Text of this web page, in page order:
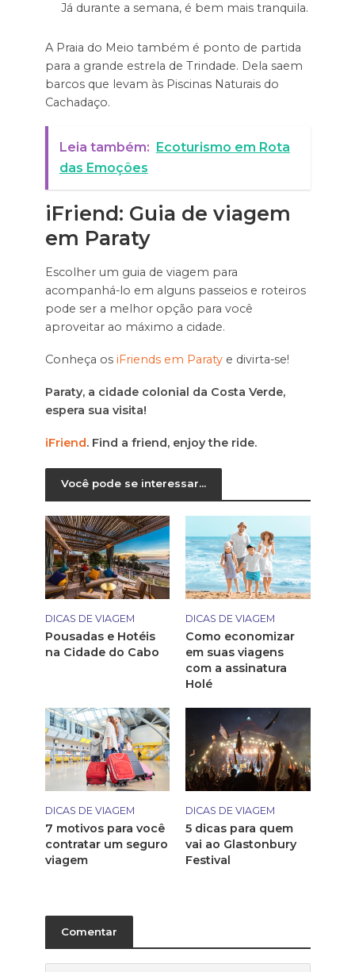
Já durante a semana, é bem mais tranquila.
A Praia do Meio também é ponto de partida
para a grande estrela de Trindade. Dela saem
barcos que levam às Piscinas Naturais do
Cachadaço.
Leia também:
Ecoturismo em Rota
das Emoções
iFriend: Guia de viagem
em Paraty
Escolher um guia de viagem para
acompanhá-lo em alguns passeios e roteiros
pode ser a melhor opção para você
aproveitar ao máximo a cidade.
Conheça os iFriends em Paratye divirta-se!
Paraty, a cidade colonial da Costa Verde,
espera sua visita!
iFriend. Find a friend, enjoy the ride.
Você pode se interessar...
DICAS DE VIAGEM
Pousadas e Hotéis
na Cidade do Cabo
DICAS DE VIAGEM
Como economizar
em suas viagens
com a assinatura
Holé
DICAS DE VIAGEM
7 motivos para você
contratar um seguro
viagem
DICAS DE VIAGEM
5 dicas para quem
vai ao Glastonbury
Festival
Comentar